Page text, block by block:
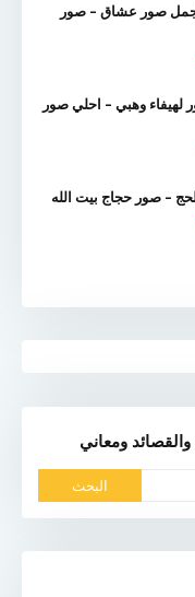
صور عشاق – صور
وهبي – احلي صور
– صور حجاج بيت الله
ومعاني